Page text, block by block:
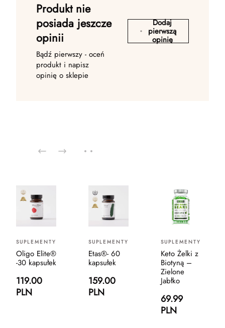
Produkt nie
posiada jeszcze
opinii
Bądź pierwszy - oceń
produkt i napisz
opinię o sklepie
Dodaj
pierwszą
opinię
SUPLEMENTY
Oligo Elite®
-30 kapsułek
119.00
PLN
SUPLEMENTY
Etas®- 60
kapsułek
159.00
PLN
SUPLEMENTY
Keto Żelki z
Biotyną –
Zielone
Jabłko
69.99
PLN